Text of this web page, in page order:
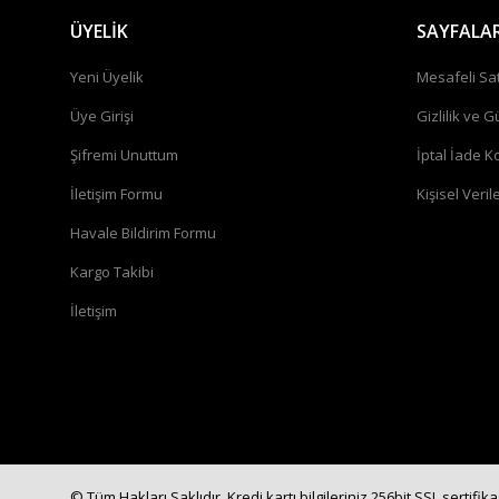
ÜYELİK
Yeni Üyelik
Üye Girişi
Şifremi Unuttum
İletişim Formu
Havale Bildirim Formu
Kargo Takibi
İletişim
Mesafeli
Gizlilik ve
İptal İade
Kişisel